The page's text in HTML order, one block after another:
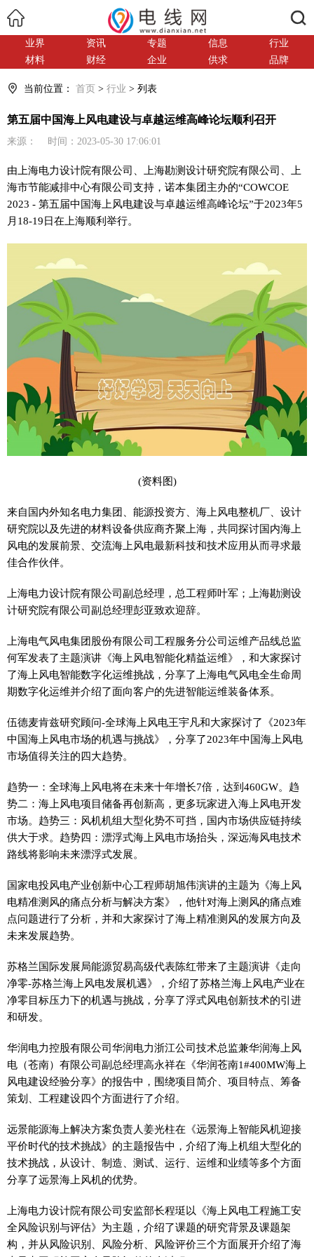
业界 资讯 专题 信息
行业
材料
财经 企业 供求 品牌
当前位置： 首页 > 行业 > 列表
第五届中国海上风电建设与卓越运维高峰论坛顺利召开
来源： 时间：2023-05-30 17:06:01
由上海电力设计院有限公司、上海勘测设计研究院有限公司、上
海市节能减排中心有限公司支持，诺本集团主办的“COWCOE
2023 - 第五届中国海上风电建设与卓越运维高峰论坛”于2023年5
月18-19日在上海顺利举行。
(资料图)
来自国内外知名电力集团、能源投资方、海上风电整机厂、设计
研究院以及先进的材料设备供应商齐聚上海，共同探讨国内海上
风电的发展前景、交流海上风电最新科技和技术应用从而寻求最
佳合作伙伴。
上海电力设计院有限公司副总经理，总工程师叶军；上海勘测设
计研究院有限公司副总经理彭亚致欢迎辞。
上海电气风电集团股份有限公司工程服务分公司运维产品线总监
何军发表了主题演讲《海上风电智能化精益运维》，和大家探讨
了海上风电智能数字化运维挑战，分享了上海电气风电全生命周
期数字化运维并介绍了面向客户的先进智能运维装备体系。
伍德麦肯兹研究顾问-全球海上风电王宇凡和大家探讨了《2023年
中国海上风电市场的机遇与挑战》，分享了2023年中国海上风电
市场值得关注的四大趋势。
趋势一：全球海上风电将在未来十年增长7倍，达到460GW。趋
势二：海上风电项目储备再创新高，更多玩家进入海上风电开发
市场。趋势三：风机机组大型化势不可挡，国内市场供应链持续
供大于求。趋势四：漂浮式海上风电市场抬头，深远海风电技术
路线将影响未来漂浮式发展。
国家电投风电产业创新中心工程师胡旭伟演讲的主题为《海上风
电精准测风的痛点分析与解决方案》，他针对海上测风的痛点难
点问题进行了分析，并和大家探讨了海上精准测风的发展方向及
未来发展趋势。
苏格兰国际发展局能源贸易高级代表陈红带来了主题演讲《走向
净零-苏格兰海上风电发展机遇》，介绍了苏格兰海上风电产业在
净零目标压力下的机遇与挑战，分享了浮式风电创新技术的引进
和研发。
华润电力控股有限公司华润电力浙江公司技术总监兼华润海上风
电（苍南）有限公司副总经理高永祥在《华润苍南1#400MW海上
风电建设经验分享》的报告中，围绕项目简介、项目特点、筹备
策划、工程建设四个方面进行了介绍。
远景能源海上解决方案负责人姜光柱在《远景海上智能风机迎接
平价时代的技术挑战》的主题报告中，介绍了海上机组大型化的
技术挑战，从设计、制造、测试、运行、运维和业绩等多个方面
分享了远景海上风机的优势。
上海电力设计院有限公司安监部长程珽以《海上风电工程施工安
全风险识别与评估》为主题，介绍了课题的研究背景及课题架
构，并从风险识别、风险分析、风险评价三个方面展开介绍了海